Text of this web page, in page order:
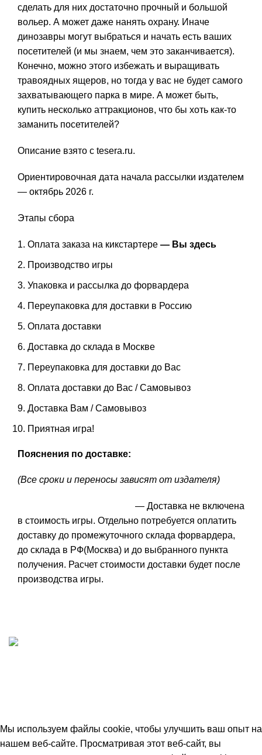
сделать для них достаточно прочный и большой
вольер. А может даже нанять охрану. Иначе
динозавры могут выбраться и начать есть ваших
посетителей (и мы знаем, чем это заканчивается).
Конечно, можно этого избежать и выращивать
травоядных ящеров, но тогда у вас не будет самого
захватывающего парка в мире. А может быть,
купить несколько аттракционов, что бы хоть как-то
заманить посетителей?
Описание взято с tesera.ru.
Ориентировочная дата начала рассылки издателем
— октябрь 2026 г.
Этапы сбора
Оплата заказа на кикстартере — Вы здесь
Производство игры
Упаковка и рассылка до форвардера
Переупаковка для доставки в Россию
Оплата доставки
Доставка до склада в Москве
Переупаковка для доставки до Вас
Оплата доставки до Вас / Самовывоз
Доставка Вам / Самовывоз
Приятная игра!
Пояснения по доставке:
(Все сроки и переносы зависят от издателя)
— Доставка не включена
в стоимость игры. Отдельно потребуется оплатить
доставку до промежуточного склада форвардера,
до склада в РФ(Москва) и до выбранного пункта
получения. Расчет стоимости доставки будет после
производства игры.
Мы используем файлы cookie, чтобы улучшить ваш опыт на
нашем веб-сайте. Просматривая этот веб-сайт, вы